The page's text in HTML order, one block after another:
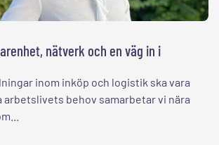
nätverk och en väg in i
inom inköp och logistik ska vara
arbetslivets behov samarbetar vi nära